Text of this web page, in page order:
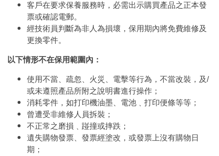
客戶在要求保養服務時，必需出示購買產品之正本發
票或確認電郵。
經技術員判斷為非人為損壞，保用期內將免費維修及
更換零件。
以下情形不在保用範圍內：
使用不當、疏忽、火災、電擊等行為，不當改裝，及/
或未遵照產品所附之說明書進行操作；
消耗零件，如打印機油墨、電池﹑打印便條等等；
曾遭受非維修人員拆裝；
不正常之磨損﹑踫撞或摔跌；
遺失購物發票、發票經塗改，或發票上沒有購物日
期；